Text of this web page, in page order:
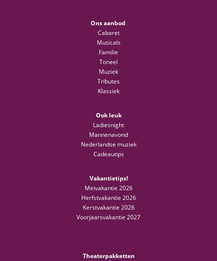
Ons aanbod
Cabaret
Musicals
Familie
Toneel
Muziek
Tributes
Klassiek
Ook leuk
Ladiesnight
Mannenavond
Nederlandse muziek
Cadeautips
Vakantietips!
Meivakantie 2026
Herfstvakantie 2026
Kerstvakantie 2026
Voorjaarsvakantie 2027
Theaterpakketten